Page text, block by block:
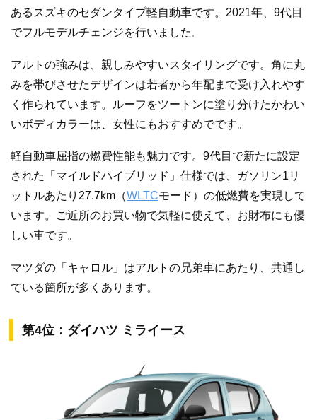
あるスズキのセダンタイプ軽自動車です。2021年、9代目
でフルモデルチェンジを行いました。
アルトの強みは、親しみやすいスタイリングです。角に丸
みを帯びさせたデザインは若者から年配まで受け入れやす
く作られています。ルーフをツートンに塗り分けたかわい
いボディカラーは、女性にもおすすめでです。
軽自動車屈指の燃費性能も魅力です。9代目で新たに設定
された「マイルドハイブリッド」仕様では、ガソリン1リ
ットルあたり27.7km（WLTCモード）の低燃費を実現して
います。ご近所のお買い物で気軽に使えて、お財布にも優
しい車です。
マツダの「キャロル」はアルトの兄弟車にあたり、共通し
ている箇所が多くあります。
第4位：ダイハツ ミライース